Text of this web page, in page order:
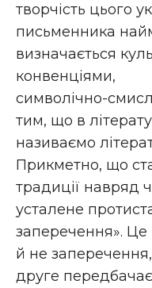
творчість цього
письменника
визначається
конвенціями,
символічно-
тим, що в
називаємо
Прикметно, що
традиції навряд
усталене
заперечення». Це
й не заперечення,
друге